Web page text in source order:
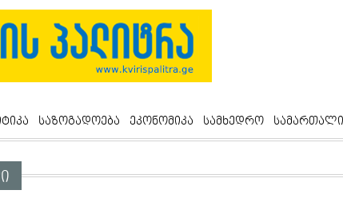
საზოგადოება ეკონომიკა სამხედრო სამართალი